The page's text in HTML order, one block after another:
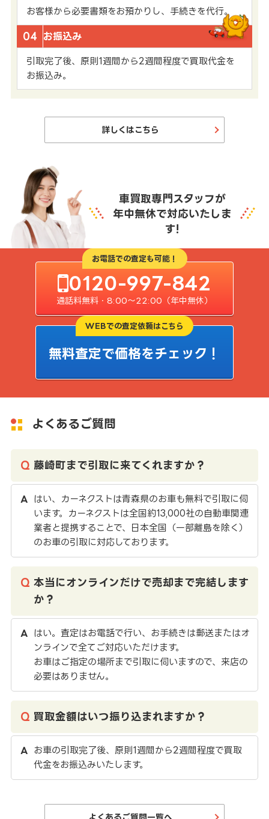
お客様から必要書類をお預かりし、手続きを代行。
04 お振込み
引取完了後、原則1週間から2週間程度で買取代金を
お振込み。
詳しくはこちら
車買取専門スタッフが
年中無休で対応いたしま
す!
お電話での査定も可能！
0120-997-842
通話料無料・8:00〜22:00（年中無休）
WEBでの査定依頼はこちら
無料査定で価格をチェック！
よくあるご質問
藤崎町まで引取に来てくれますか？
はい、カーネクストは青森県のお車も無料で引取に伺
います。カーネクストは全国約13,000社の自動車関連
業者と提携することで、日本全国（一部離島を除く）
のお車の引取に対応しております。
本当にオンラインだけで売却まで完結します
か？
はい。査定はお電話で行い、お手続きは郵送またはオ
ンラインで全てご対応いただけます。
お車はご指定の場所まで引取に伺いますので、来店の
必要はありません。
買取金額はいつ振り込まれますか？
お車の引取完了後、原則1週間から2週間程度で買取
代金をお振込みいたします。
よくあるご質問一覧へ